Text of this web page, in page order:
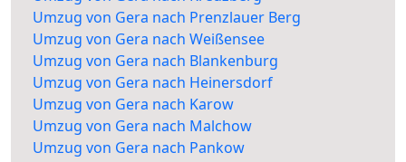
Umzug von Gera nach Prenzlauer Berg
Umzug von Gera nach Weißensee
Umzug von Gera nach Blankenburg
Umzug von Gera nach Heinersdorf
Umzug von Gera nach Karow
Umzug von Gera nach Malchow
Umzug von Gera nach Pankow